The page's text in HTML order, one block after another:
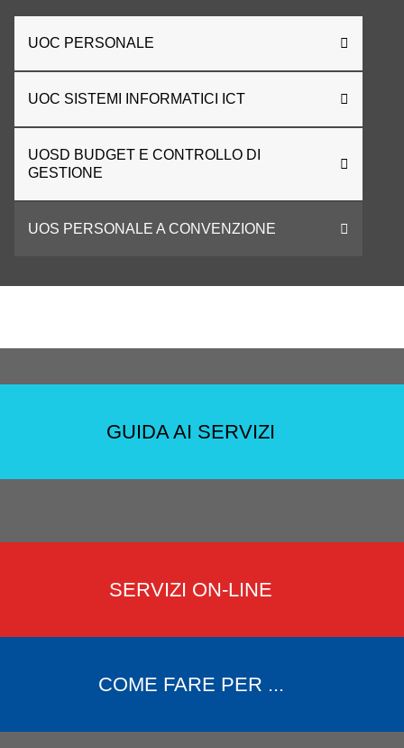
UOC PERSONALE
UOC SISTEMI INFORMATICI ICT
UOSD BUDGET E CONTROLLO DI
GESTIONE
UOS PERSONALE A CONVENZIONE
GUIDA AI SERVIZI
SERVIZI ON-LINE
COME FARE PER ...